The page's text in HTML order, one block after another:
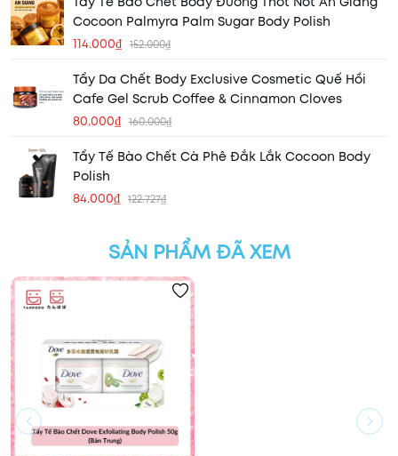
Cocoon Palmyra Palm Sugar Body Polish
114.000₫ 152.000₫
Tẩy Da Chết Body Exclusive Cosmetic Quế Hồi
Cafe Gel Scrub Coffee & Cinnamon Cloves
80.000₫ 160.000₫
Tẩy Tế Bào Chết Cà Phê Đắk Lắk Cocoon Body
Polish
84.000₫ 122.727₫
SẢN PHẨM ĐÃ XEM